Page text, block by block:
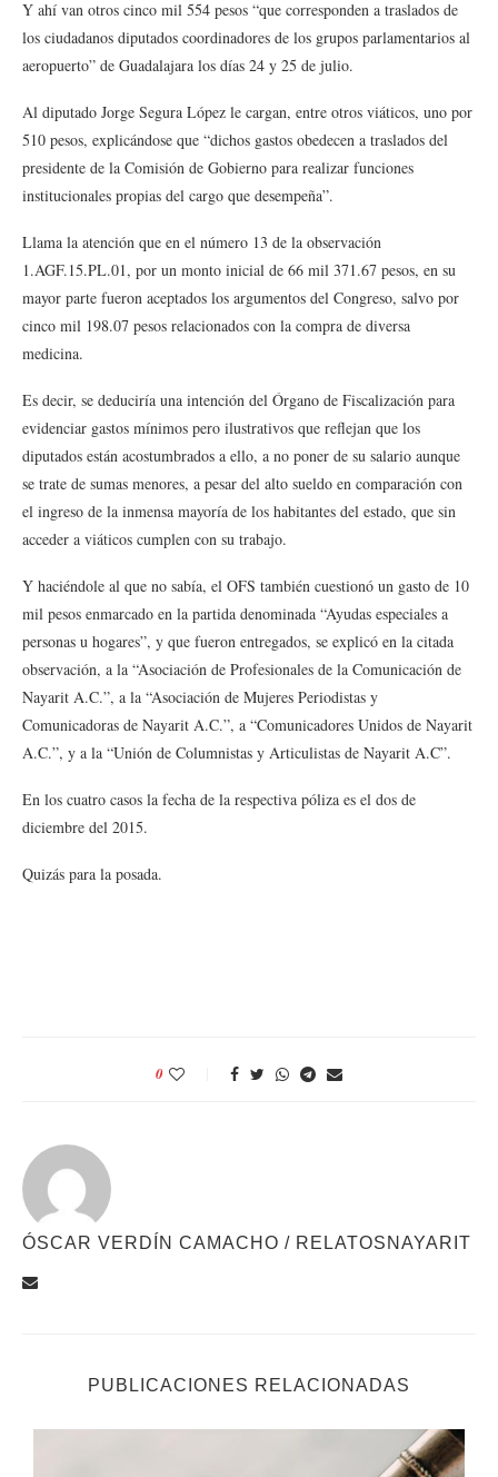
Y ahí van otros cinco mil 554 pesos “que corresponden a traslados de
los ciudadanos diputados coordinadores de los grupos parlamentarios al
aeropuerto” de Guadalajara los días 24 y 25 de julio.
Al diputado Jorge Segura López le cargan, entre otros viáticos, uno por
510 pesos, explicándose que “dichos gastos obedecen a traslados del
presidente de la Comisión de Gobierno para realizar funciones
institucionales propias del cargo que desempeña”.
Llama la atención que en el número 13 de la observación
1.AGF.15.PL.01, por un monto inicial de 66 mil 371.67 pesos, en su
mayor parte fueron aceptados los argumentos del Congreso, salvo por
cinco mil 198.07 pesos relacionados con la compra de diversa
medicina.
Es decir, se deduciría una intención del Órgano de Fiscalización para
evidenciar gastos mínimos pero ilustrativos que reflejan que los
diputados están acostumbrados a ello, a no poner de su salario aunque
se trate de sumas menores, a pesar del alto sueldo en comparación con
el ingreso de la inmensa mayoría de los habitantes del estado, que sin
acceder a viáticos cumplen con su trabajo.
Y haciéndole al que no sabía, el OFS también cuestionó un gasto de 10
mil pesos enmarcado en la partida denominada “Ayudas especiales a
personas u hogares”, y que fueron entregados, se explicó en la citada
observación, a la “Asociación de Profesionales de la Comunicación de
Nayarit A.C.”, a la “Asociación de Mujeres Periodistas y
Comunicadoras de Nayarit A.C.”, a “Comunicadores Unidos de Nayarit
A.C.”, y a la “Unión de Columnistas y Articulistas de Nayarit A.C”.
En los cuatro casos la fecha de la respectiva póliza es el dos de
diciembre del 2015.
Quizás para la posada.
0
ÓSCAR VERDÍN CAMACHO / RELATOSNAYARIT
PUBLICACIONES RELACIONADAS